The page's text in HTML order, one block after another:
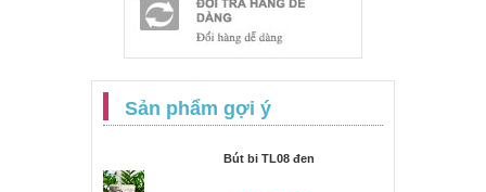
Sản phẩm gợi ý
Bút bi TL08 đen